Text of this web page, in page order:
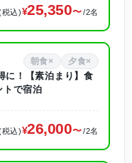
込) 25,350 /2名
朝食× 夕食×
に！【素泊まり】食
トで宿泊
込) 26,000 /2名